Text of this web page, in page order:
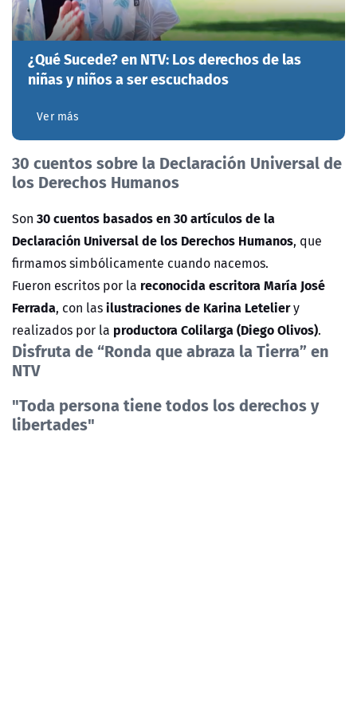
¿Qué Sucede? en NTV: Los derechos de las
niñas y niños a ser escuchados
Ver más
30 cuentos sobre la Declaración Universal de
los Derechos Humanos
Son 30 cuentos basados en 30 artículos de la
Declaración Universal de los Derechos Humanos, que
firmamos simbólicamente cuando nacemos.
Fueron escritos por la reconocida escritora María José
Ferrada, con lasilustraciones de Karina Leteliery
realizados por la productora Colilarga (Diego Olivos).
Disfruta de“Ronda que abraza la Tierra” en
NTV
"Toda persona tiene todos los derechos y
libertades"